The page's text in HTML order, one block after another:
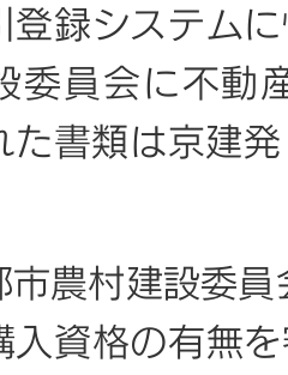
登録システム
委員会に不動
た書類は京建
市農村建設委
入資格の有無